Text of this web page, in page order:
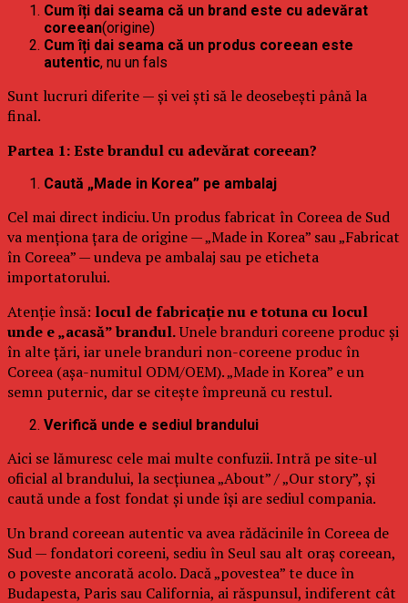
Cum îți dai seama că un brand este cu adevărat
coreean(origine)
Cum îți dai seama că un produs coreean este
autentic, nu un fals
Sunt lucruri diferite — și vei ști să le deosebești până la
final.
Partea 1: Este brandul cu adevărat coreean?
Caută „Made in Korea” pe ambalaj
Cel mai direct indiciu. Un produs fabricat în Coreea de Sud
va menționa țara de origine — „Made in Korea” sau „Fabricat
în Coreea” — undeva pe ambalaj sau pe eticheta
importatorului.
Atenție însă: locul de fabricație nu e totuna cu locul
unde e „acasă” brandul.Unele branduri coreene produc și
în alte țări, iar unele branduri non-coreene produc în
Coreea (așa-numitul ODM/OEM). „Made in Korea” e un
semn puternic, dar se citește împreună cu restul.
Verifică unde e sediul brandului
Aici se lămuresc cele mai multe confuzii. Intră pe site-ul
oficial al brandului, la secțiunea „About” / „Our story”, și
caută unde a fost fondat și unde își are sediul compania.
Un brand coreean autentic va avea rădăcinile în Coreea de
Sud — fondatori coreeni, sediu în Seul sau alt oraș coreean,
o poveste ancorată acolo. Dacă „povestea” te duce în
Budapesta, Paris sau California, ai răspunsul, indiferent cât